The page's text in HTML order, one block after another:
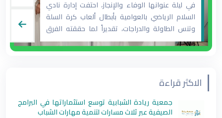
في ليلة عنوانها الوفاء والإنجاز، احتفت إدارة نادي
السلام الرياضي بالعوامية بأبطال ألعاب كرة السلة
وتنس الطاولة والدراجات، تقديراً لما حققته الفرق
واللاعبون من نتائج مميزة خلال منافسات موسم
2025-2026. وأقيم
الاكثر قراءة
جمعية ريادة الشبابية توسع استثماراتها في البرامج
الصيفية عبر ثلاث مسارات لتنمية مهارات الشباب